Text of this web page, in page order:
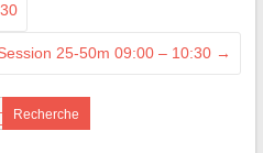
25-50m 09:00 – 10:30 →
Recherche